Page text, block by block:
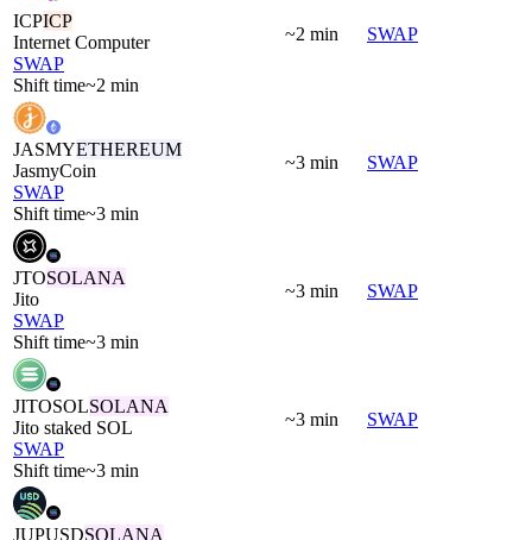
ICPICP
Internet Computer
SWAP
Shift time~2 min
~2 min SWAP
JASMYETHEREUM
JasmyCoin
SWAP
Shift time~3 min
~3 min SWAP
JTOSOLANA
Jito
SWAP
Shift time~3 min
~3 min SWAP
JITOSOLSOLANA
Jito staked SOL
SWAP
Shift time~3 min
~3 min SWAP
JUPUSDSOLANA